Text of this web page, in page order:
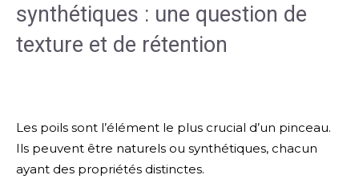
synthétiques : une question de
texture et de rétention
Les poils sont l’élément le plus crucial d’un pinceau.
Ils peuvent être naturels ou synthétiques, chacun
ayant des propriétés distinctes.